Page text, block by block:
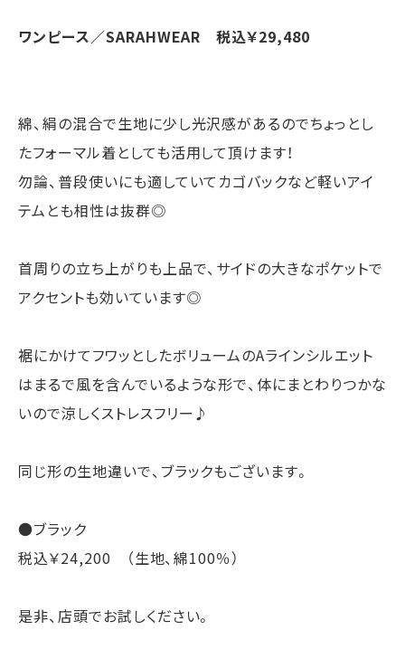
ワンピース／SARAHWEAR 税込￥29,480
綿、絹の混合で生地に少し光沢感があるのでちょっとし
たフォーマル着としても活用して頂けます！
勿論、普段使いにも適していてカゴバックなど軽いアイ
テムとも相性は抜群◎
首周りの立ち上がりも上品で、サイドの大きなポケットで
アクセントも効いています◎
裾にかけてフワッとしたボリュームのAラインシルエット
はまるで風を含んでいるような形で、体にまとわりつかな
いので涼しくストレスフリー♪
同じ形の生地違いで、ブラックもございます。
●ブラック
税込￥24,200 （生地、綿100％）
是非、店頭でお試しください。